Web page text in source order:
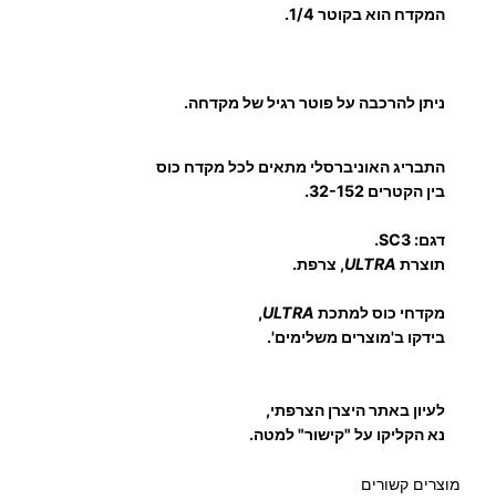
המקדח הוא בקוטר 1/4.
ניתן להרכבה על פוטר רגיל של מקדחה.
התבריג האוניברסלי מתאים לכל מקדח כוס
בין הקטרים 32-152.
דגם: SC3.
תוצרת ULTRA, צרפת.
מקדחי כוס למתכת ULTRA
,
בידקו ב'מוצרים משלימים'.
לעיון באתר היצרן הצרפתי,
נא הקליקו על "קישור" למטה.
מוצרים קשורים